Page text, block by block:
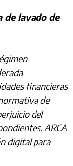
de lavado de
financieras
de
del
ARCA
digital para